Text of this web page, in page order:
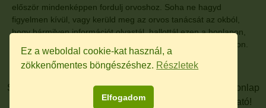
először mindenképpen fordulj orvoshoz. Soha ne hagyd
figyelmen kívül, vagy kerüld meg az orvos tanácsát az okból,
hogy bármilyen információt olvastál, hallottál ezen a honlapon,
vagy a honlaphoz kapcsolódó, egyéb más oldalon, anyagokon.
SYLVIAN.HU – A honlap tartalmát szerzői jog védi. A honlap
tartalma sem egészében, sem részében nem másolható!
Ez a weboldal cookie-kat használ, a
zökkenőmentes böngészéshez. Részletek
Elfogadom